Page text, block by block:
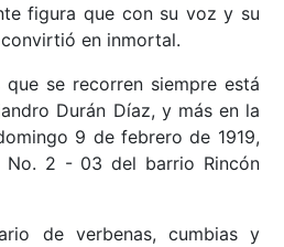
figura que con su voz y su
en inmortal.
se recorren siempre está
Durán Díaz, y más en la
9 de febrero de 1919,
No. 2 - 03 del barrio Rincón
de verbenas, cumbias y